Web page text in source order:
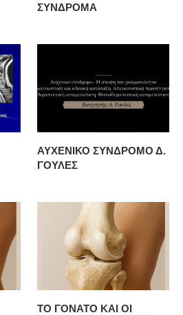
ΣΥΝΔΡΟΜΑ
ΑΥΧΕΝΙΚΟ ΣΥΝΔΡΟΜΟ Δ.
ΓΟΥΛΕΣ
ΤΟ ΓΟΝΑΤΟ ΚΑΙ ΟΙ